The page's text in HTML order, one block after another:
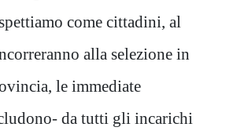
come cittadini, al
alla selezione in
le immediate
da tutti gli incarichi